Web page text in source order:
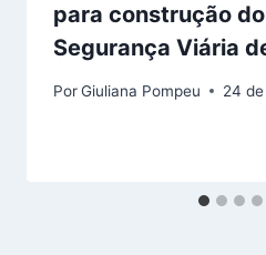
para construção
Segurança Viária
PorGiuliana Pompeu 24